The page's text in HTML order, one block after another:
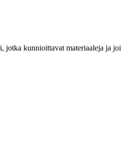
jotka kunnioittavat materiaaleja ja